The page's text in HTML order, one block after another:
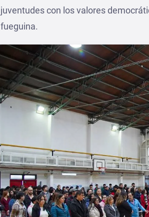
juventudes con los valores
fueguina.